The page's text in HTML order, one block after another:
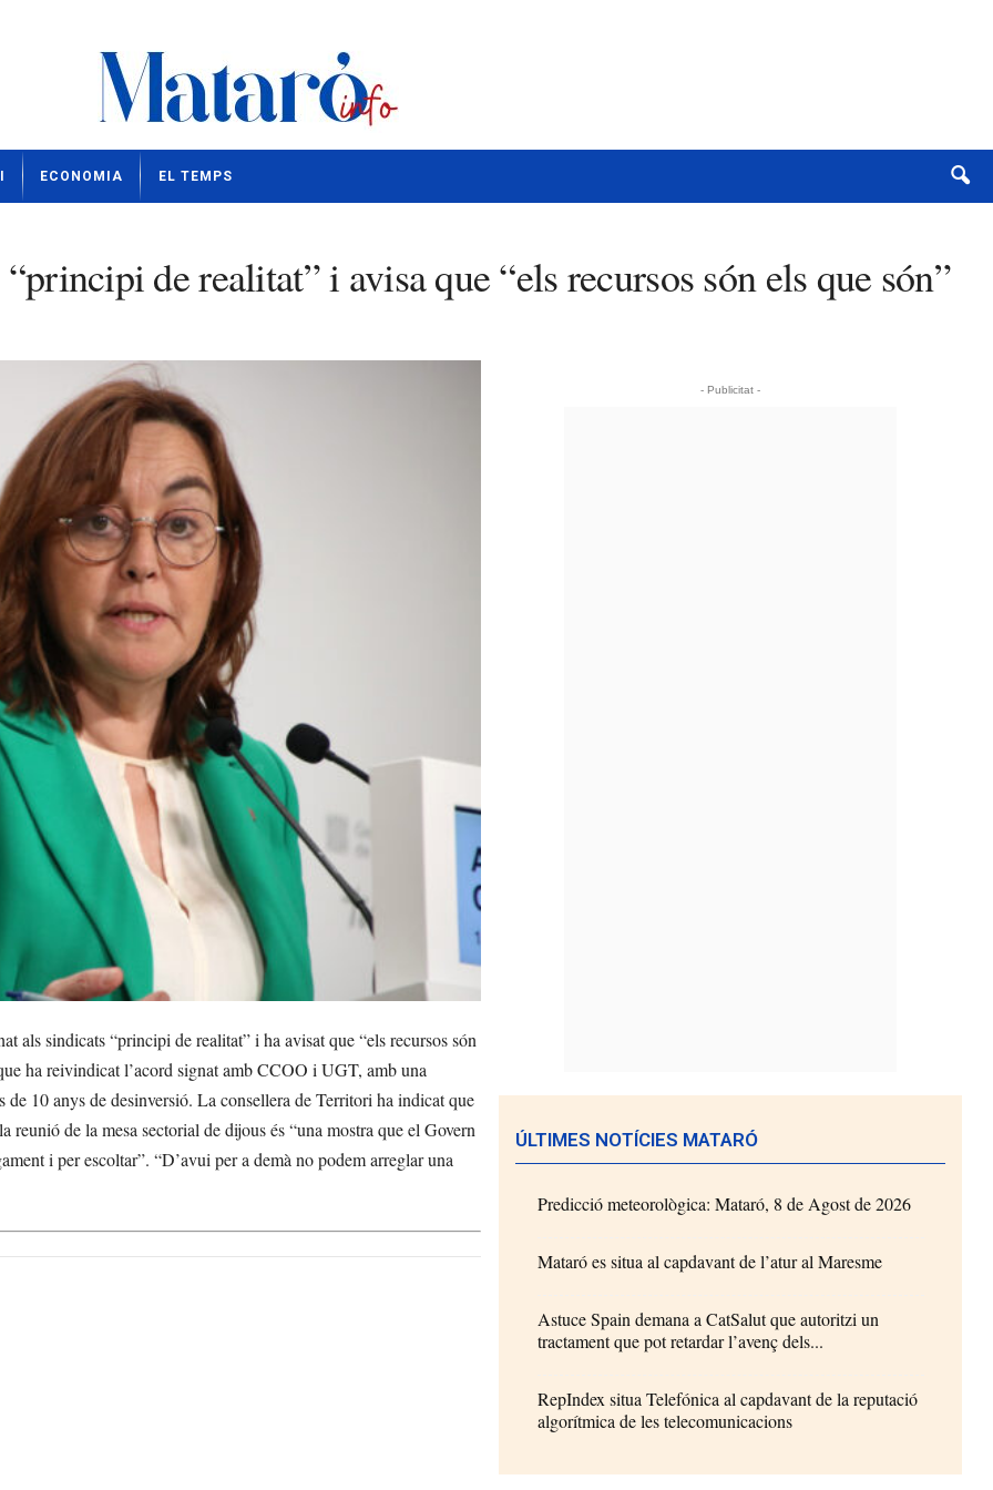
ECONOMIA EL TEMPS
de realitat” i avisa que “els recursos són els que són”
als sindicats “principi de realitat” i ha avisat que “els recursos són
ha reivindicat l’acord signat amb CCOO i UGT, amb una
10 anys de desinversió. La consellera de Territori ha indicat que
reunió de la mesa sectorial de dijous és “una mostra que el Govern
i per escoltar”. “D’avui per a demà no podem arreglar una
- Publicitat -
ÚLTIMES NOTÍCIES MATARÓ
Predicció meteorològica: Mataró, 8 de Agost de 2026
Mataró es situa al capdavant de l’atur al Maresme
Astuce Spain demana a CatSalut que autoritzi un
tractament que pot retardar l’avenç dels...
RepIndex situa Telefónica al capdavant de la reputació
algorítmica de les telecomunicacions